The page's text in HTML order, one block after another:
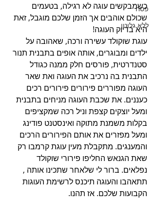
פסח
ללא גלוטן
כשמבקשים עוגה לא רגילה, בטעמים
שכולם אוהבים אך הזמן שלכם מוגבל, זאת
היא בדיוק העוגה!
עוגת שוקולד עשירה ורכה, שאהובה על
ילדים ומבוגרים, אותה אופים בתבנית תנור
סטנדרטית, פורסים חלק ממנה כגודל
התבנית בה נרכיב את העוגה ואת שאר
העוגה מפוררים פירורים פירורים רכים
כעננים. את שכבת העוגה מניחים בתבנית
ומעל יוצקים קצפת וניל רכה שמקציפים
בקלות משמנת מתוקה ואינסטנט פודינג
ומעל מפזרים את אותם הפירורים הרכים
והמענגים. מתקבלת מעין עוגת קרמבו רק
שאת הגנאש החליפו פירורי שוקולד
נפלאים. ברור לי שלאחר שתכינו אותה ,
תתאהבו והעוגה תיכנס לרשימת העוגות
הקבועות שלכם. אז תהנו.